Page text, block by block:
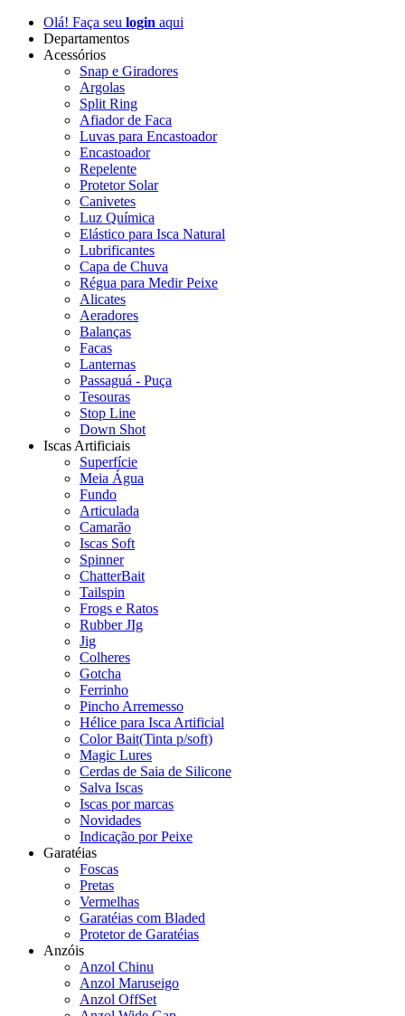
Olá! Faça seu login aqui
Departamentos
Acessórios
Snap e Giradores
Argolas
Split Ring
Afiador de Faca
Luvas para Encastoador
Encastoador
Repelente
Protetor Solar
Canivetes
Luz Química
Elástico para Isca Natural
Lubrificantes
Capa de Chuva
Régua para Medir Peixe
Alicates
Aeradores
Balanças
Facas
Lanternas
Passaguá - Puça
Tesouras
Stop Line
Down Shot
Iscas Artificiais
Superfície
Meia Água
Fundo
Articulada
Camarão
Iscas Soft
Spinner
ChatterBait
Tailspin
Frogs e Ratos
Rubber JIg
Jig
Colheres
Gotcha
Ferrinho
Pincho Arremesso
Hélice para Isca Artificial
Color Bait(Tinta p/soft)
Magic Lures
Cerdas de Saia de Silicone
Salva Iscas
Iscas por marcas
Novidades
Indicação por Peixe
Garatéias
Foscas
Pretas
Vermelhas
Garatéias com Bladed
Protetor de Garatéias
Anzóis
Anzol Chinu
Anzol Maruseigo
Anzol OffSet